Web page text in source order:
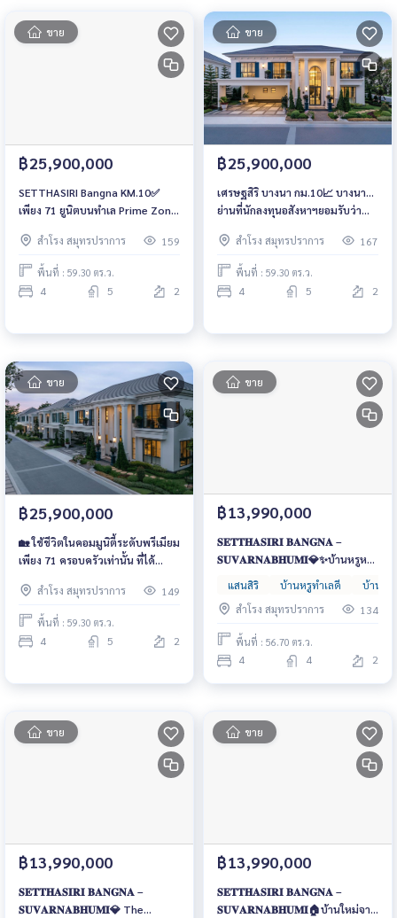
ขาย
฿25,900,000
SETTHASIRI Bangna KM.10✅
เพียง 71 ยูนิตบนทำเล Prime Zone
@wsrcondo
สำโรง สมุทรปราการ 159
พื้นที่ : 59.30 ตร.ว.
4 5 2
ขาย
฿25,900,000
เศรษฐสิริ บางนา กม.10📈 บางนา…
ย่านที่นักลงทุนอสังหาฯยอมรับว่า
ต้องเลือกทำเลที่ “ทั้งอยู่อาศัยดี +
เพิ่มมูลค่าได้จริง” 🏡 SETTHASIRI
Bangna KM.10 เริ่ม 25.9 ล้านบาท
📞 061-6161426
สำโรง สมุทรปราการ 167
พื้นที่ : 59.30 ตร.ว.
4 5 2
ขาย
฿25,900,000
🏡 ใช้ชีวิตในคอมมูนิตี้ระดับพรีเมียม
เพียง 71 ครอบครัวเท่านั้น ที่ได้
KM.10 📞 061-6161426 | 065-
4496399 | 💚 LINE: @wsrcondo
สำโรง สมุทรปราการ 149
พื้นที่ : 59.30 ตร.ว.
4 5 2
ขาย
฿13,990,000
𝐒𝐄𝐓𝐓𝐇𝐀𝐒𝐈𝐑𝐈 𝐁𝐀𝐍𝐆𝐍𝐀 –
𝐒𝐔𝐕𝐀𝐑𝐍𝐀𝐁𝐇𝐔𝐌𝐈💎✨บ้านหรูหลัง
ใหญ่สไตล์รีสอร์ต ใกล้ทางด่วนและ
ห้างสรรพสินค้าชั้นนำ เริ่มต้นเพียง
15 ล้านบาท
แสนสิริ บ้านหรูทำเลดี
บ้านห
สำโรง สมุทรปราการ
134
พื้นที่ : 56.70 ตร.ว.
4 4 2
ขาย
฿13,990,000
𝐒𝐄𝐓𝐓𝐇𝐀𝐒𝐈𝐑𝐈 𝐁𝐀𝐍𝐆𝐍𝐀 –
𝐒𝐔𝐕𝐀𝐑𝐍𝐀𝐁𝐇𝐔𝐌𝐈💎 The
ขาย
฿13,990,000
𝐒𝐄𝐓𝐓𝐇𝐀𝐒𝐈𝐑𝐈 𝐁𝐀𝐍𝐆𝐍𝐀 –
𝐒𝐔𝐕𝐀𝐑𝐍𝐀𝐁𝐇𝐔𝐌𝐈🏠บ้านใหม่จาก